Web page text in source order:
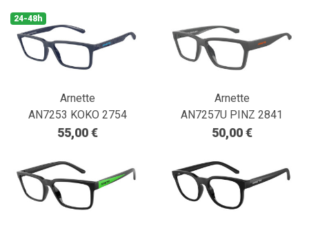
24-48h
Arnette
AN7253 KOKO 2754
55,00 €
Arnette
AN7257U PINZ 2841
50,00 €